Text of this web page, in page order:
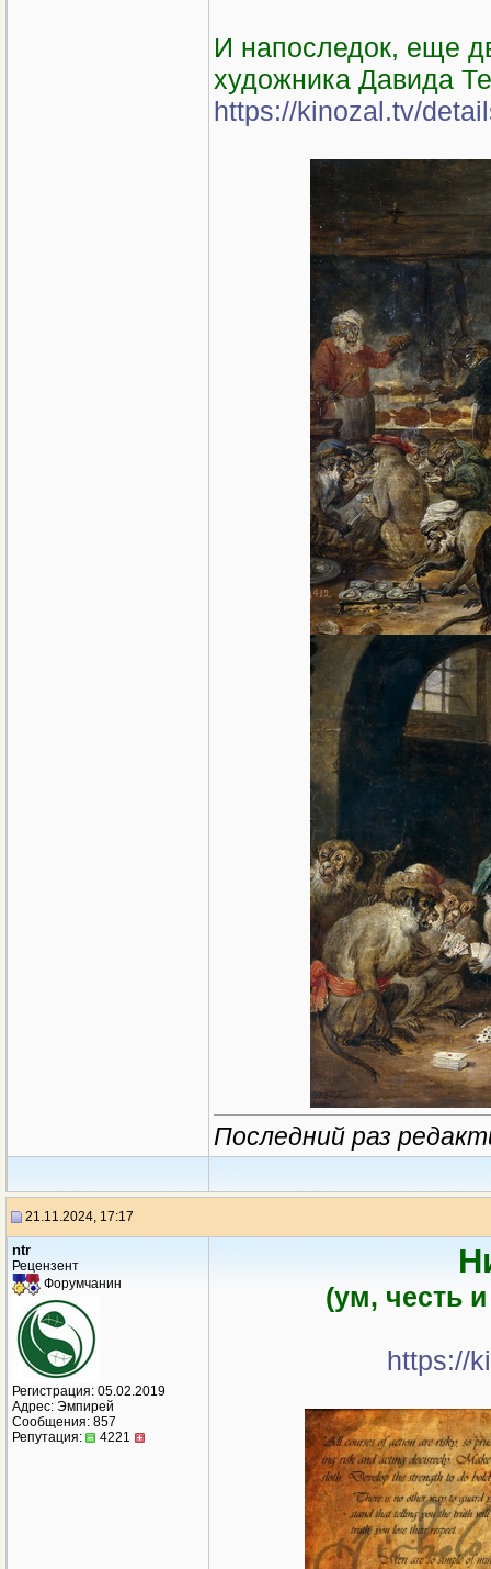
И напоследок, еще
художника Давида
https://kinozal.tv/
Последний раз
21.11.2024, 17:17
ntr
Рецензент
Форумчанин
Регистрация: 05.02.2019
Адрес: Эмпирей
Сообщения: 857
Репутация:
4221
(ум, честь
https://